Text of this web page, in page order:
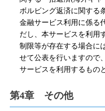
ボルビング返済に関する
金融サービス利用に係る
だし、本サービスを利用
制限等が存在する場合に
せて公表を行いますので
サービスを利用するもの
第4章 その他